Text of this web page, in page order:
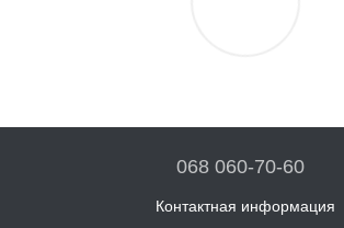
068 060-70-60
Контактная информация